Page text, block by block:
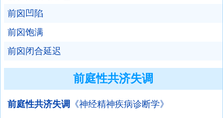
前囟凹陷
前囟饱满
前囟闭合延迟
前庭性共济失调
前庭性共济失调 《神经精神疾病诊断学》